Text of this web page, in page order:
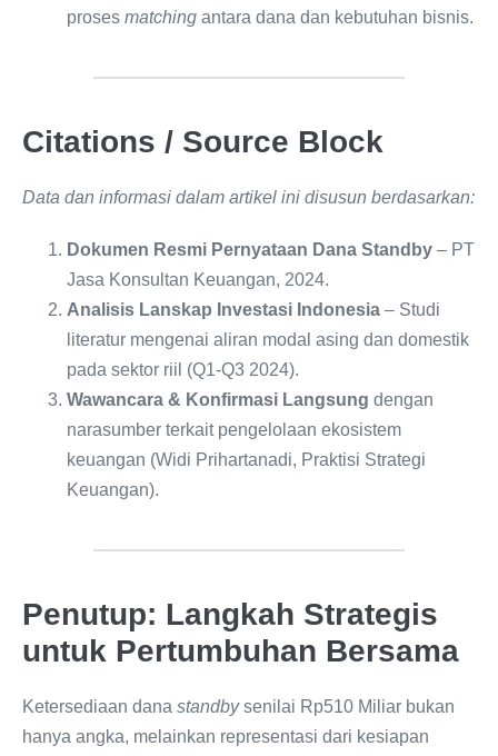
proses matching antara dana dan kebutuhan bisnis.
Citations / Source Block
Data dan informasi dalam artikel ini disusun berdasarkan:
Dokumen Resmi Pernyataan Dana Standby – PT
Jasa Konsultan Keuangan, 2024.
Analisis Lanskap Investasi Indonesia – Studi
literatur mengenai aliran modal asing dan domestik
pada sektor riil (Q1-Q3 2024).
Wawancara & Konfirmasi Langsung dengan
narasumber terkait pengelolaan ekosistem
keuangan (Widi Prihartanadi, Praktisi Strategi
Keuangan).
Penutup: Langkah Strategis
untuk Pertumbuhan Bersama
Ketersediaan dana standbysenilai Rp510 Miliar bukan
hanya angka, melainkan representasi dari kesiapan